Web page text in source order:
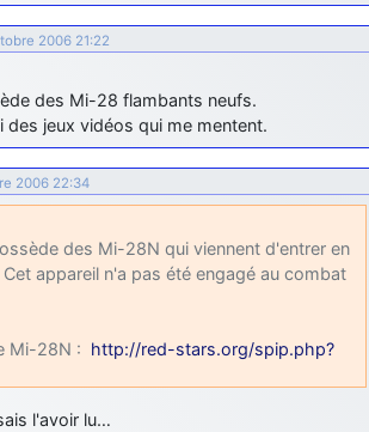
2006 21:22
des Mi-28 flambants neufs.
jeux vidéos qui me mentent.
2006 22:34
des Mi-28N qui viennent d'entrer en
appareil n'a pas été engagé au combat
Mi-28N : http://red-stars.org/spip.php?
l'avoir lu…